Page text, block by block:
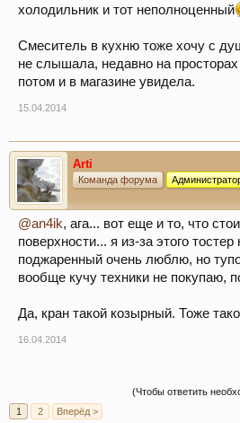
холодильник и тот неполноценный
Смеситель в кухню тоже хочу с
не слышала, недавно на
потом и в магазине увидела.
15.04.2014
Arti
Команда форума
@an4ik, ага... вот еще и то, что
поверхности... я из-за этого
поджаренный очень люблю, но
вообще кучу техники не покупаю,
Да, кран такой козырный. Тоже
16.04.2014
(Чтобы ответить
1
2 Вперёд >